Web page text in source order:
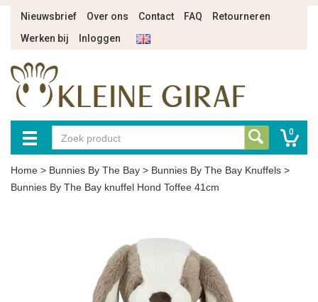
Nieuwsbrief Over ons Contact FAQ
Retourneren
Werken bij
Inloggen
0
Home > Bunnies By The Bay > Bunnies By The Bay Knuffels >
Bunnies By The Bay knuffel Hond Toffee 41cm